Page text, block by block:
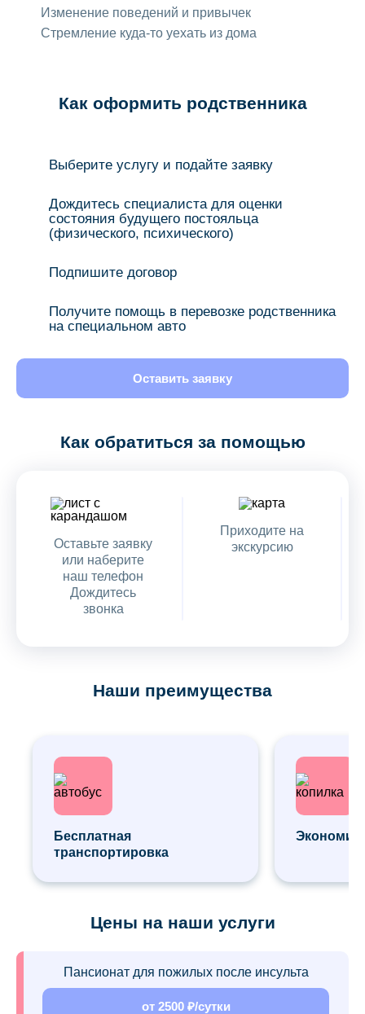
Изменение поведений и привычек
Стремление куда-то уехать из дома
Как оформить родственника
Выберите услугу и подайте заявку
Дождитесь специалиста для оценки
состояния будущего постояльца
(физического, психического)
Подпишите договор
Получите помощь в перевозке родственника
на специальном авто
Оставить заявку
Как обратиться за помощью
Оставьте заявку
или наберите
наш телефон
Дождитесь
звонка
Приходите на
экскурсию
Наши преимущества
Бесплатная
транспортировка
Экономия
Цены на наши услуги
Пансионат для пожилых после инсульта
от 2500 ₽/сутки